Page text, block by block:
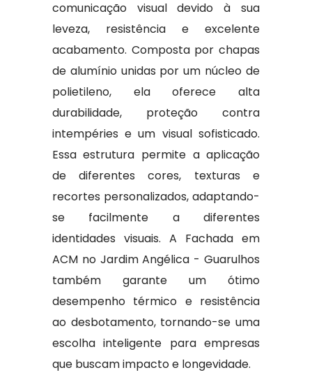
comunicação visual devido à sua
leveza, resistência e excelente
acabamento. Composta por chapas
de alumínio unidas por um núcleo de
polietileno, ela oferece alta
durabilidade, proteção contra
intempéries e um visual sofisticado.
Essa estrutura permite a aplicação
de diferentes cores, texturas e
recortes personalizados, adaptando-
se facilmente a diferentes
identidades visuais. A Fachada em
ACM no Jardim Angélica - Guarulhos
também garante um ótimo
desempenho térmico e resistência
ao desbotamento, tornando-se uma
escolha inteligente para empresas
que buscam impacto e longevidade.